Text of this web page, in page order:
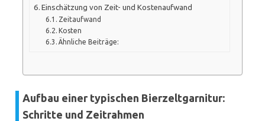
Einschätzung von Zeit- und Kostenaufwand
Zeitaufwand
Kosten
Ähnliche Beiträge:
Aufbau einer typischen Bierzeltgarnitur:
Schritte und Zeitrahmen